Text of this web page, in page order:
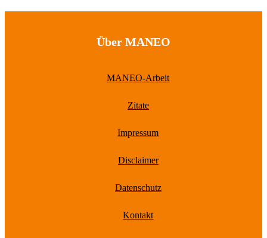
Über MANEO
MANEO-Arbeit
Zitate
Impressum
Disclaimer
Datenschutz
Kontakt